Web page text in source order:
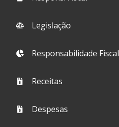
Legislação
Responsabilidade Fiscal
Receitas
Despesas